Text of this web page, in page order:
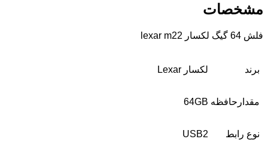
مشخصات
فلش 64 گیگ لکسار lexar m22
برند لکسار Lexar
مقدارحافظه 64GB
نوع رابط USB2